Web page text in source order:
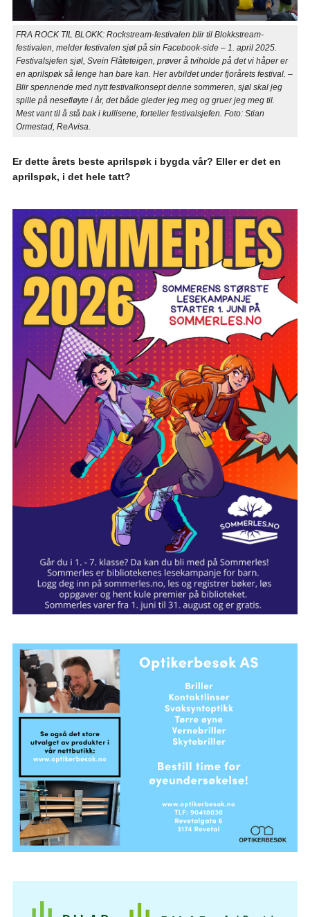
FRA ROCK TIL BLOKK: Rockstream-festivalen blir til Blokkstream-
festivalen, melder festivalen sjøl på sin Facebook-side – 1. april 2025.
Festivalsjefen sjøl, Svein Flåteteigen, prøver å tviholde på det vi håper er
en aprilspøk så lenge han bare kan. Her avbildet under fjorårets festival. –
Blir spennende med nytt festivalkonsept denne sommeren, sjøl skal jeg
spille på nesefløyte i år, det både gleder jeg meg og gruer jeg meg til.
Mest vant til å stå bak i kullisene, forteller festivalsjefen. Foto: Stian
Ormestad, ReAvisa.
Er dette årets beste aprilspøk i bygda vår? Eller er det en
aprilspøk, i det hele tatt?